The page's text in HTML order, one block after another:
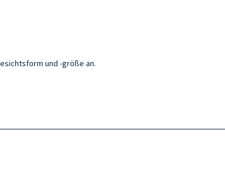
und -größe an.